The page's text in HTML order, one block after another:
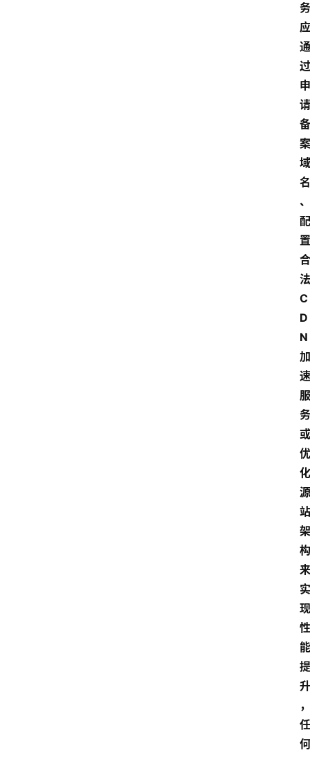
务
应
通
过
申
请
备
案
域
名
、
配
置
合
法
C
D
N
加
速
服
务
或
优
化
源
站
架
构
来
实
现
性
能
提
升
，
任
何